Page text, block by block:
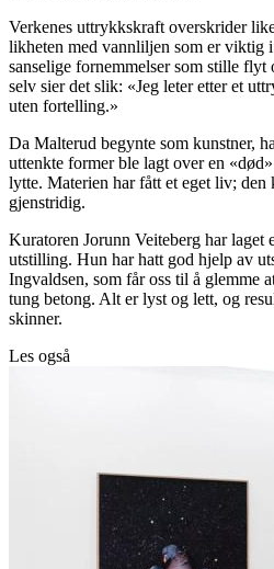
Verkenes uttrykkskraft overskrider
likheten med vannliljen som er viktig
sanselige fornemmelser som stille flyt
selv sier det slik: «Jeg leter etter et
uten fortelling.»
Da Malterud begynte som kunstner,
uttenkte former ble lagt over en
lytte. Materien har fått et eget liv;
gjenstridig.
Kuratoren Jorunn Veiteberg har laget
utstilling. Hun har hatt god hjelp av
Ingvaldsen, som får oss til å glemme
tung betong. Alt er lyst og lett, og
skinner.
Les også